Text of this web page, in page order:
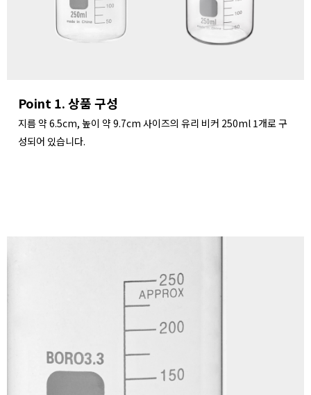
Point 1. 상품 구성
지름 약 6.5cm, 높이 약 9.7cm 사이즈의 유리 비커 250ml 1개로 구
성되어 있습니다.